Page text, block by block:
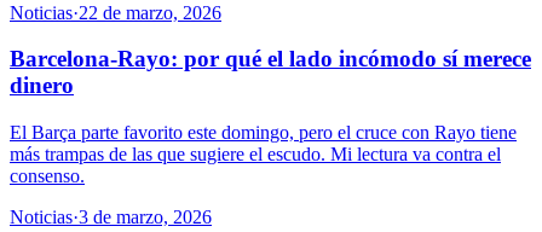
Noticias·22 de marzo, 2026
Barcelona-Rayo: por qué el lado incómodo sí merece
dinero
El Barça parte favorito este domingo, pero el cruce con Rayo tiene
más trampas de las que sugiere el escudo. Mi lectura va contra el
consenso.
Noticias·3 de marzo, 2026